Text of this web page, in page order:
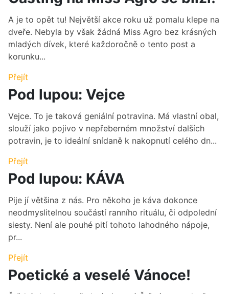
A je to opět tu! Největší akce roku už pomalu klepe na
dveře. Nebyla by však žádná Miss Agro bez krásných
mladých dívek, které každoročně o tento post a
korunku...
Přejít
Pod lupou: Vejce
Vejce. To je taková geniální potravina. Má vlastní obal,
slouží jako pojivo v nepřeberném množství dalších
potravin, je to ideální snídaně k nakopnutí celého dn...
Přejít
Pod lupou: KÁVA
Pije jí většina z nás. Pro někoho je káva dokonce
neodmyslitelnou součástí ranního rituálu, či odpolední
siesty. Není ale pouhé pití tohoto lahodného nápoje,
pr...
Přejít
Poetické a veselé Vánoce!